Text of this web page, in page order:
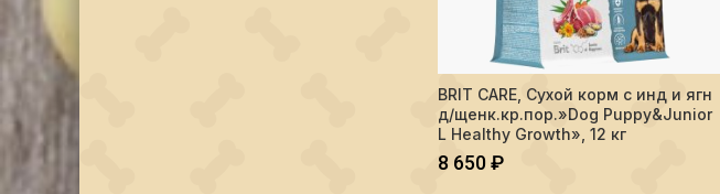
Количество BRIT CARE, Сухой корм с
В КОРЗИНУ
BRIT CARE, Сухой корм с инд и ягн
д/щенк.кр.пор.»Dog Puppy&Junior
L Healthy Growth», 12 кг
8 650₽